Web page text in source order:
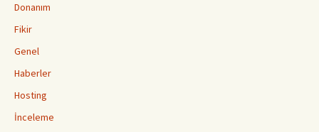
Donanım
Fikir
Genel
Haberler
Hosting
İnceleme